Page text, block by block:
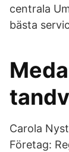
centrala
bästa
Carola
Företag: